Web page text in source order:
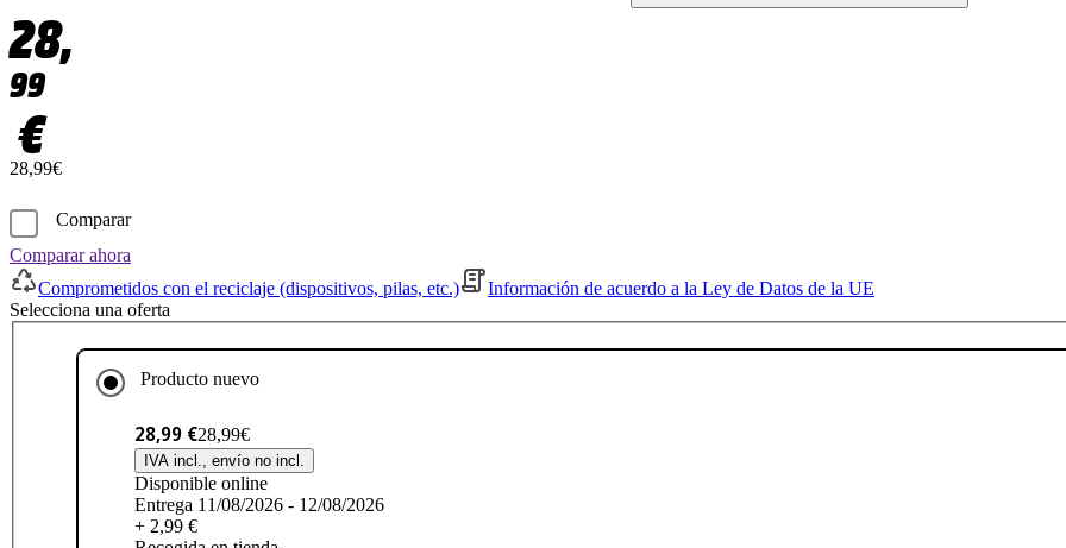
28,
99
€
28,99€
Comparar
Comparar ahora
Comprometidos con el reciclaje (dispositivos, pilas, etc.)
Información de acuerdo a la Ley de Datos de la UE
Selecciona una oferta
Producto nuevo
28,99 €28,99€
IVA incl., envío no incl.
Disponible online
Entrega 11/08/2026 - 12/08/2026
+ 2,99 €